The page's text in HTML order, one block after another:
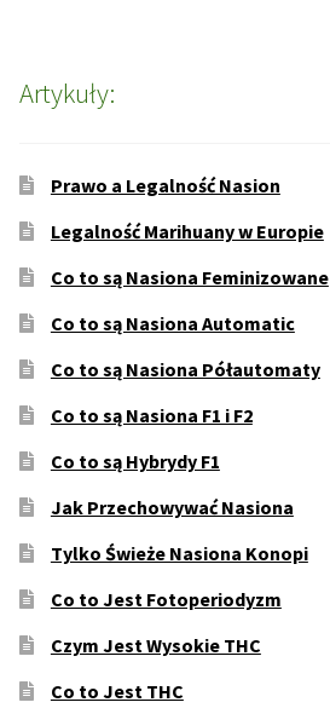
Artykuły:
Prawo a Legalność Nasion
Legalność Marihuany w Europie
Co to są Nasiona Feminizowane
Co to są Nasiona Automatic
Co to są Nasiona Półautomaty
Co to są Nasiona F1 i F2
Co to są Hybrydy F1
Jak Przechowywać Nasiona
Tylko Świeże Nasiona Konopi
Co to Jest Fotoperiodyzm
Czym Jest Wysokie THC
Co to Jest THC